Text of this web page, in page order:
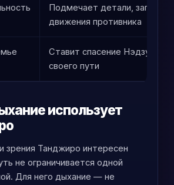
Подмечает детали, запахи,
движения противника
Ставит спасение Нэдзуко в
своего пути
использует
зрения Танджиро интересен
не ограничивается одной
Для него дыхание — не